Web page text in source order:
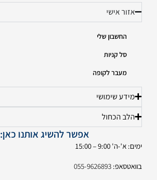
אזור אישי
החשבון שלי
סל קניות
מעבר לקופה
מידע שימושי
הלב הכחול
אפשר להשיג אותנו כאן:
ימים: א'-ה' 9:00 – 15:00
בוואטסאפ: 055-9626893